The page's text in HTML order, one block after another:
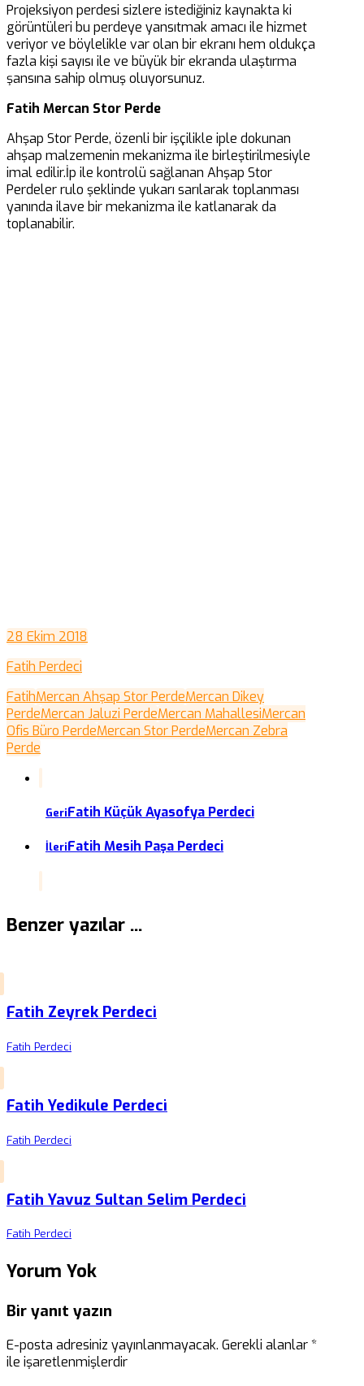
Projeksiyon perdesi sizlere istediğiniz kaynakta ki
görüntüleri bu perdeye yansıtmak amacı ile hizmet
veriyor ve böylelikle var olan bir ekranı hem oldukça
fazla kişi sayısı ile ve büyük bir ekranda ulaştırma
şansına sahip olmuş oluyorsunuz.
Fatih Mercan Stor Perde
Ahşap Stor Perde, özenli bir işçilikle iple dokunan
ahşap malzemenin mekanizma ile birleştirilmesiyle
imal edilir.İp ile kontrolü sağlanan Ahşap Stor
Perdeler rulo şeklinde yukarı sarılarak toplanması
yanında ilave bir mekanizma ile katlanarak da
toplanabilir.
28 Ekim 2018
Fatih Perdeci
FatihMercan Ahşap Stor PerdeMercan Dikey
PerdeMercan Jaluzi PerdeMercan MahallesiMercan
Ofis Büro PerdeMercan Stor PerdeMercan Zebra
Perde
GeriFatih Küçük Ayasofya Perdeci
İleriFatih Mesih Paşa Perdeci
Benzer yazılar ...
Fatih Zeyrek Perdeci
Fatih Perdeci
Fatih Yedikule Perdeci
Fatih Perdeci
Fatih Yavuz Sultan Selim Perdeci
Fatih Perdeci
Yorum Yok
Bir yanıt yazın
E-posta adresiniz yayınlanmayacak. Gerekli alanlar*
ile işaretlenmişlerdir